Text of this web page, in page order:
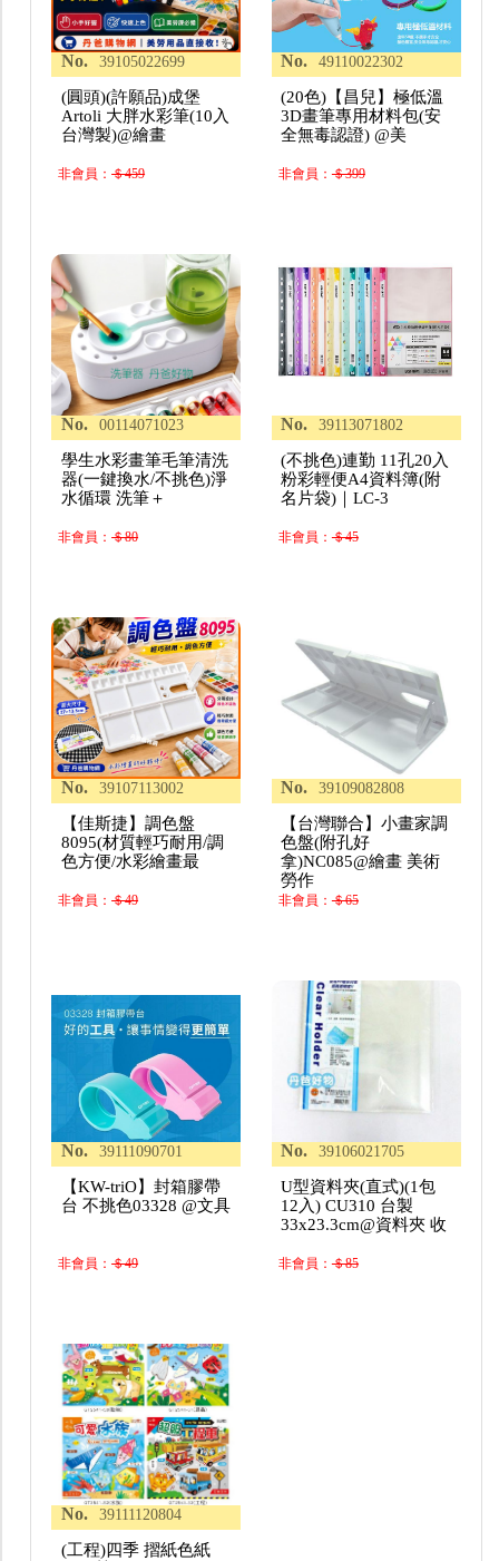
No. 39105022699
(圓頭)(許願品)成堡
Artoli 大胖水彩筆(10入
台灣製)@繪畫
非會員：＄459
No. 49110022302
(20色)【昌兒】極低溫
3D畫筆專用材料包(安
全無毒認證) @美
非會員：＄399
No. 00114071023
學生水彩畫筆毛筆清洗
器(一鍵換水/不挑色)淨
水循環 洗筆＋
非會員：＄80
No. 39113071802
(不挑色)連勤 11孔20入
粉彩輕便A4資料簿(附
名片袋)｜LC-3
非會員：＄45
No. 39107113002
【佳斯捷】調色盤
8095(材質輕巧耐用/調
色方便/水彩繪畫最
非會員：＄49
No. 39109082808
【台灣聯合】小畫家調
色盤(附孔好
拿)NC085@繪畫 美術
勞作
非會員：＄65
No. 39111090701
【KW-triO】封箱膠帶
台 不挑色03328 @文具
非會員：＄49
No. 39106021705
U型資料夾(直式)(1包
12入) CU310 台製
33x23.3cm@資料夾 收
非會員：＄85
No. 39111120804
(工程)四季 摺紙色紙